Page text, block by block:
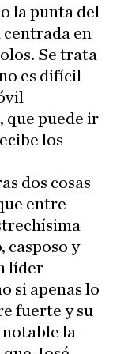
la punta del
en
Se trata
es difícil
que puede ir
los
dos cosas
entre
y
líder
si apenas lo
fuerte y su
notable la